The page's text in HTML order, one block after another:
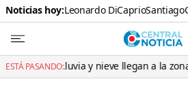
Noticias hoy:Leonardo DiCaprioSantiago
ESTÁ PASANDO:
Lluvia y nieve llegan a la zona central: